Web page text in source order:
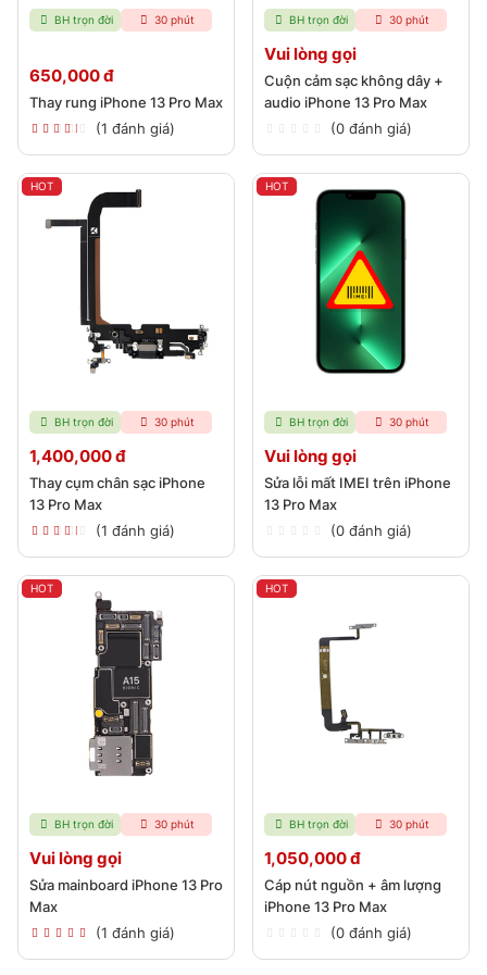
BH trọn đời 30 phút
650,000 đ
Thay rung iPhone 13 Pro Max
(1 đánh giá)
BH trọn đời 30 phút
Vui lòng gọi
Cuộn cảm sạc không dây +
audio iPhone 13 Pro Max
(0 đánh giá)
HOT
BH trọn đời 30 phút
1,400,000 đ
Thay cụm chân sạc iPhone
13 Pro Max
(1 đánh giá)
HOT
BH trọn đời 30 phút
Vui lòng gọi
Sửa lỗi mất IMEI trên iPhone
13 Pro Max
(0 đánh giá)
HOT
BH trọn đời 30 phút
Vui lòng gọi
Sửa mainboard iPhone 13 Pro
Max
(1 đánh giá)
HOT
BH trọn đời 30 phút
1,050,000 đ
Cáp nút nguồn + âm lượng
iPhone 13 Pro Max
(0 đánh giá)